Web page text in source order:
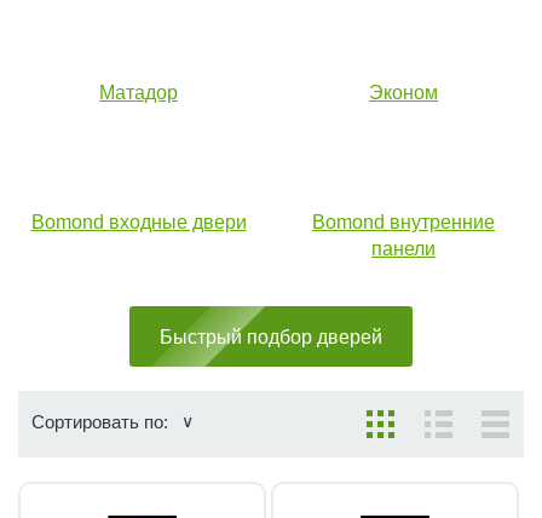
Матадор Эконом
Bomond входные двери
Bomond внутренние
панели
Быстрый подбор дверей
Сортировать по: